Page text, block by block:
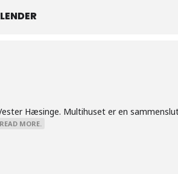
Hæsinge. Multihuset er en
READ MORE.